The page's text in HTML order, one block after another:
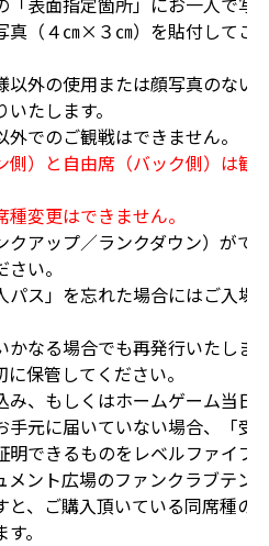
真（４㎝×３㎝）を貼付してご
以外の使用または顔写真のない
たします。
外でのご観戦はできません。
）と自由席（バック側）は観
変更はできません。
クアップ／ランクダウン）がで
い。
パス」を忘れた場合にはご入場
かなる場合でも再発行いたしま
保管してください。
み、もしくはホームゲーム当日
手元に届いていない場合、「受
明できるものをレベルファイブ
メント広場のファンクラブテン
と、ご購入頂いている同席種の
。